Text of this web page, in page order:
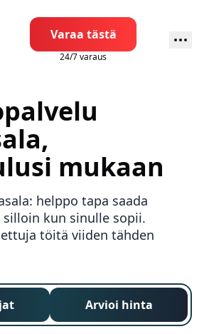
Varaa tästä
24/7 varaus
,
mukaan
: helppo tapa saada
kun sinulle sopii.
töitä viiden tähden
Arvioi hinta